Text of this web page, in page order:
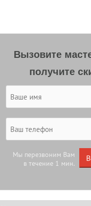
Вызовите
получите
Мы перезвоним Вам
в течение 1 мин.